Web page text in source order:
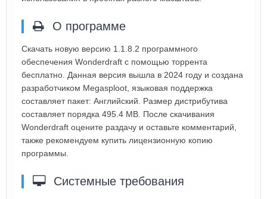
О программе
Скачать новую версию 1.1.8.2 программного
обеспечения Wonderdraft с помощью торрента
бесплатно. Данная версия вышла в 2024 году и создана
разработчиком Megasploot, языковая поддержка
составляет пакет: Английский. Размер дистрибутива
составляет порядка 495.4 MB. После скачивания
Wonderdraft оцените раздачу и оставьте комментарий,
также рекомендуем купить лицензионную копию
программы.
Системные требования